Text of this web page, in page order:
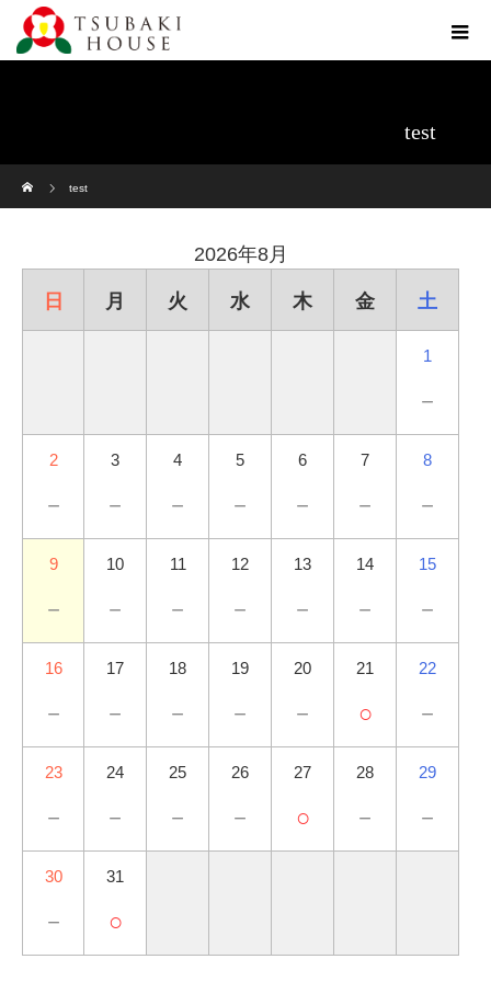
test
test
2026年8月
日 月 火 水 木 金 土
1
－
2
－
3
－
4
－
5
－
6
－
7
－
8
－
9
－
10
－
11
－
12
－
13
－
14
－
15
－
16
－
17
－
18
－
19
－
20
－
21
○
22
－
23
－
24
－
25
－
26
－
27
○
28
－
29
－
30
－
31
○